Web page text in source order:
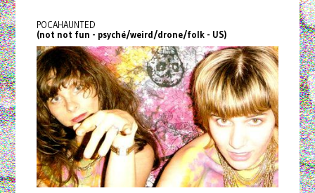
POCAHAUNTED
(not not fun - psyché/weird/drone/folk - US)